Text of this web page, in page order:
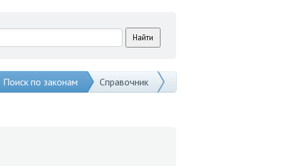
Поиск по законам Справочник